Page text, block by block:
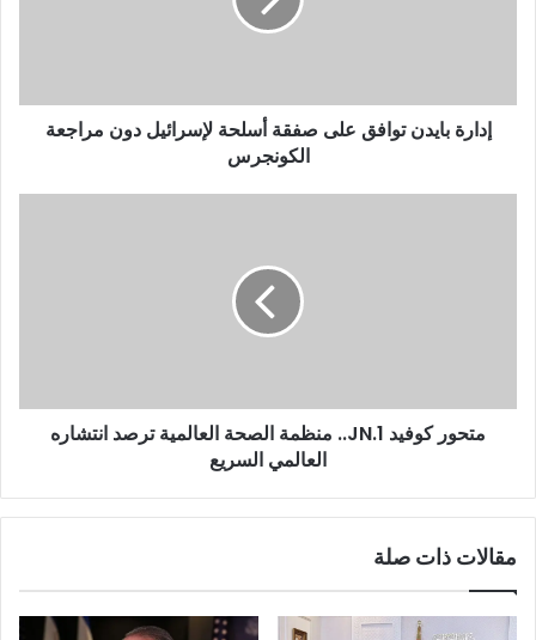
إدارة بايدن توافق على صفقة أسلحة لإسرائيل دون مراجعة
الكونجرس
متحور كوفيد JN.1.. منظمة الصحة العالمية ترصد انتشاره
العالمي السريع
مقالات ذات صلة